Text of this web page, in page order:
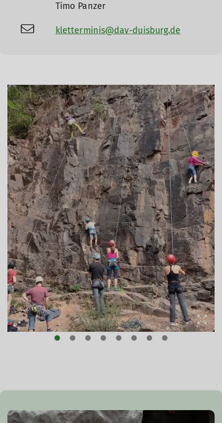
Timo Panzer
kletterminis@dav-duisburg.de